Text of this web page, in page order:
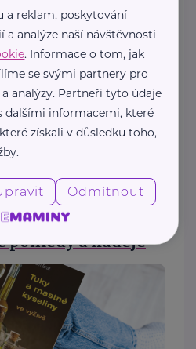
která pomůže
digitální svět
dětí
autistického
pohledy a naděje
a reklam, poskytování
analýze naší návštěvnosti
. Informace o tom, jak
se svými partnery pro
analýzy. Partneři tyto údaje
dalšími informacemi, které
získali v důsledku toho,
Odmítnout